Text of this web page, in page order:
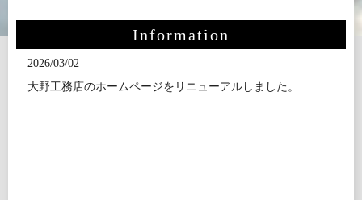
Information
2026/03/02
大野工務店のホームページをリニューアルしました。